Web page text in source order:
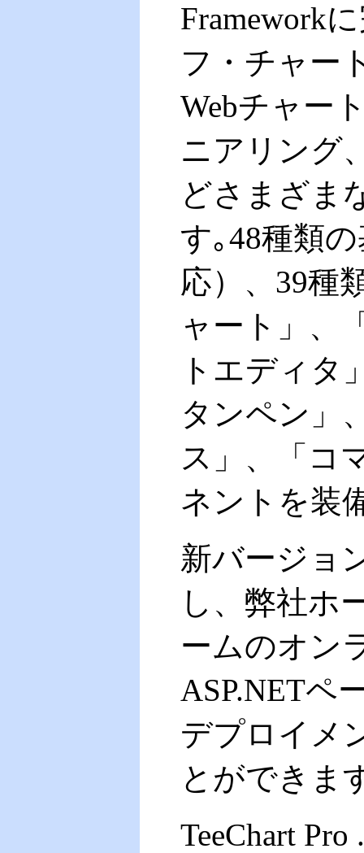
Framework
フ・チャー
Webチャー
ニアリング
どさまざま
す｡48種類
応）、39種
ャート」、
トエディタ
タンペン」
ス」、「コ
ネントを装
新バージョ
し、弊社ホ
ームのオン
ASP.NETペ
デプロイメ
とができま
TeeChart